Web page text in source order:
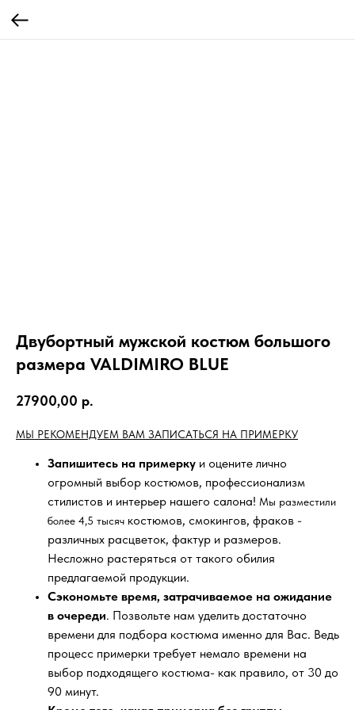
Двубортный мужской костюм большого
размера VALDIMIRO BLUE
27900,00 р.
МЫ РЕКОМЕНДУЕМ ВАМ ЗАПИСАТЬСЯ НА ПРИМЕРКУ
Запишитесь на примерку и оцените лично
огромный выбор костюмов, профессионализм
стилистов и интерьер нашего салона! Мы разместили
более 4,5 тысяч костюмов, смокингов, фраков -
различных расцветок, фактур и размеров.
Несложно растеряться от такого обилия
предлагаемой продукции.
Сэкономьте время, затрачиваемое на ожидание
в очереди. Позвольте нам уделить достаточно
времени для подбора костюма именно для Вас. Ведь
процесс примерки требует немало времени на
выбор подходящего костюма- как правило, от 30 до
90 минут.